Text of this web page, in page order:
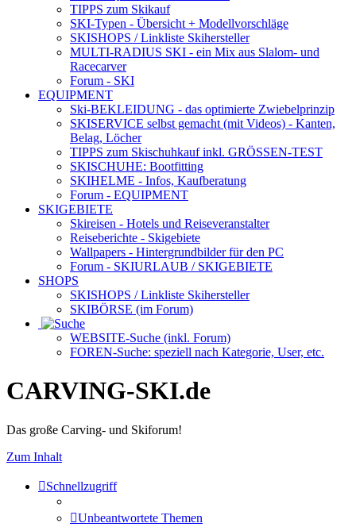
TIPPS zum Skikauf
SKI-Typen - Übersicht + Modellvorschläge
SKISHOPS / Linkliste Skihersteller
MULTI-RADIUS SKI - ein Mix aus Slalom- und
Racecarver
Forum - SKI
EQUIPMENT
Ski-BEKLEIDUNG - das optimierte Zwiebelprinzip
SKISERVICE selbst gemacht (mit Videos) - Kanten,
Belag, Löcher
TIPPS zum Skischuhkaufinkl. GRÖSSEN-TEST
SKISCHUHE: Bootfitting
SKIHELME - Infos, Kaufberatung
Forum - EQUIPMENT
SKIGEBIETE
Skireisen - Hotels und Reiseveranstalter
Reiseberichte - Skigebiete
Wallpapers - Hintergrundbilder für den PC
Forum - SKIURLAUB / SKIGEBIETE
SHOPS
SKISHOPS / Linkliste Skihersteller
SKIBÖRSE (im Forum)
WEBSITE-Suche (inkl. Forum)
FOREN-Suche: speziell nach Kategorie, User, etc.
CARVING-SKI.de
Das große Carving- und Skiforum!
Zum Inhalt
Schnellzugriff
Unbeantwortete Themen